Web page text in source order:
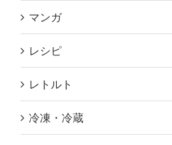
マンガ
レシピ
レトルト
冷凍・冷蔵